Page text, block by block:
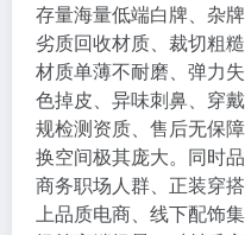
存量海量低端白牌、杂
劣质回收材质、裁切粗
材质单薄不耐磨、弹力
色掉皮、异味刺鼻、穿
规检测资质、售后无保
换空间极其庞大。同时
商务职场人群、正装穿
上品质电商、线下配饰